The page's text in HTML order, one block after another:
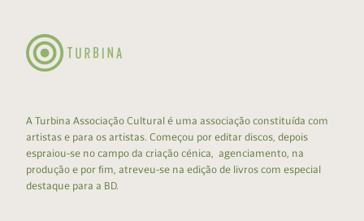
A Turbina Associação Cultural é uma associação constituída com
artistas e para os artistas. Começou por editar discos, depois
espraiou-se no campo da criação cénica, agenciamento, na
produção e por fim, atreveu-se na edição de livros com especial
destaque para a BD.